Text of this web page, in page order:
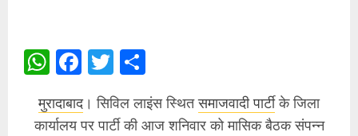
WhatsApp
Facebook
Twitter
मुरादाबाद। सिविल लाइंस स्थितसमाजवादी पार्टीके जिला
कार्यालय पर पार्टी की आज शनिवार को मासिक बैठक संपन्न